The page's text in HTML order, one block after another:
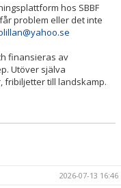
hos SBBF
problem eller det inte
finansieras av
Utöver själva
fribiljetter till landskamp.
2026-07-13 16:46